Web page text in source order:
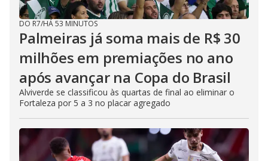
DO R7/HÁ 53 MINUTOS
Palmeiras já soma mais de R$ 30
milhões em premiações no ano
após avançar na Copa do Brasil
Alviverde se classificou às quartas de final ao eliminar o
Fortaleza por 5 a 3 no placar agregado